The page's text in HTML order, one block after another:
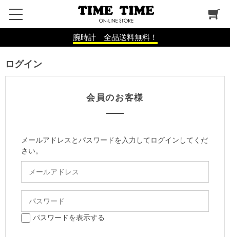
腕時計 全品送料無料！
ログイン
会員のお客様
メールアドレスとパスワードを入力してログインしてくだ
さい。
パスワードを表示する